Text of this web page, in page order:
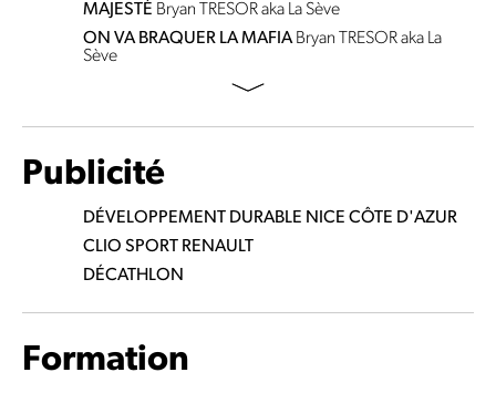
MAJESTÉ Bryan TRESOR aka La Sève
ON VA BRAQUER LA MAFIABryan TRESOR aka La
Sève
Publicité
DÉVELOPPEMENT DURABLE NICE CÔTE D'AZUR
CLIO SPORT RENAULT
DÉCATHLON
Formation